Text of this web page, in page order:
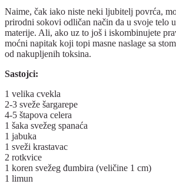
Naime, čak iako niste neki ljubitelj povrća,
prirodni sokovi odličan način da u svoje telo
materije. Ali, ako uz to još i iskombinujete
moćni napitak koji topi masne naslage sa
od nakupljenih toksina.
Sastojci:
1 velika cvekla
2-3 sveže šargarepe
4-5 štapova celera
1 šaka svežeg spanaća
1 jabuka
1 sveži krastavac
2 rotkvice
1 koren svežeg đumbira (veličine 1 cm)
1 limun